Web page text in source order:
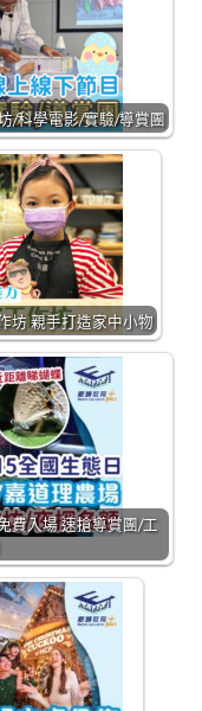
/科學電影/實驗/導賞團
坊 親手打造家中小物
費入場 速搶導賞團/工